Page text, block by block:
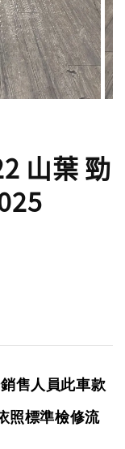
山葉 勁
售人員此車款
照標準檢修流